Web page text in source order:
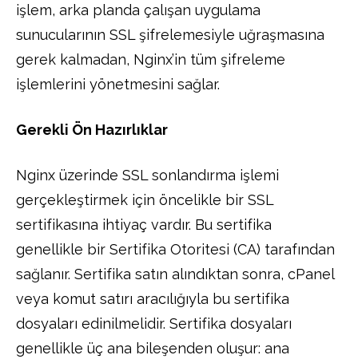
işlem, arka planda çalışan uygulama
sunucularının SSL şifrelemesiyle uğraşmasına
gerek kalmadan, Nginx’in tüm şifreleme
işlemlerini yönetmesini sağlar.
Gerekli Ön Hazırlıklar
Nginx üzerinde SSL sonlandırma işlemi
gerçekleştirmek için öncelikle bir SSL
sertifikasına ihtiyaç vardır. Bu sertifika
genellikle bir Sertifika Otoritesi (CA) tarafından
sağlanır. Sertifika satın alındıktan sonra, cPanel
veya komut satırı aracılığıyla bu sertifika
dosyaları edinilmelidir. Sertifika dosyaları
genellikle üç ana bileşenden oluşur: ana